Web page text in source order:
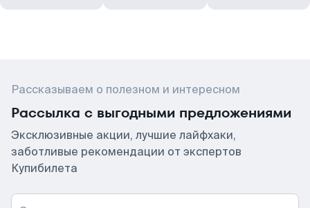
Рассказываем о полезном и интересном
Рассылка с выгодными предложениями
Эксклюзивные акции, лучшие лайфхаки,
заботливые рекомендации от экспертов
Купибилета